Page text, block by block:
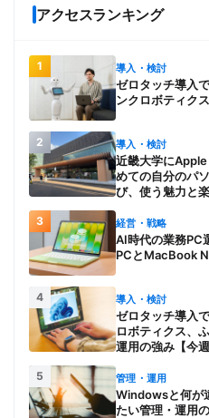
アクセスランキング
1 導入・検討
ゼロタッチ導入
ンクロボティク
2 導入・検討
近畿大学に
めての自分のパ
び、使う魅力と
3 経営・戦略
AI時代の業務PC
PCとMacBook
4 導入・検討
ゼロタッチ導入
ロボティクス、
運用の強み【今
5 管理・運用
Windowsと何が
たい管理・運用